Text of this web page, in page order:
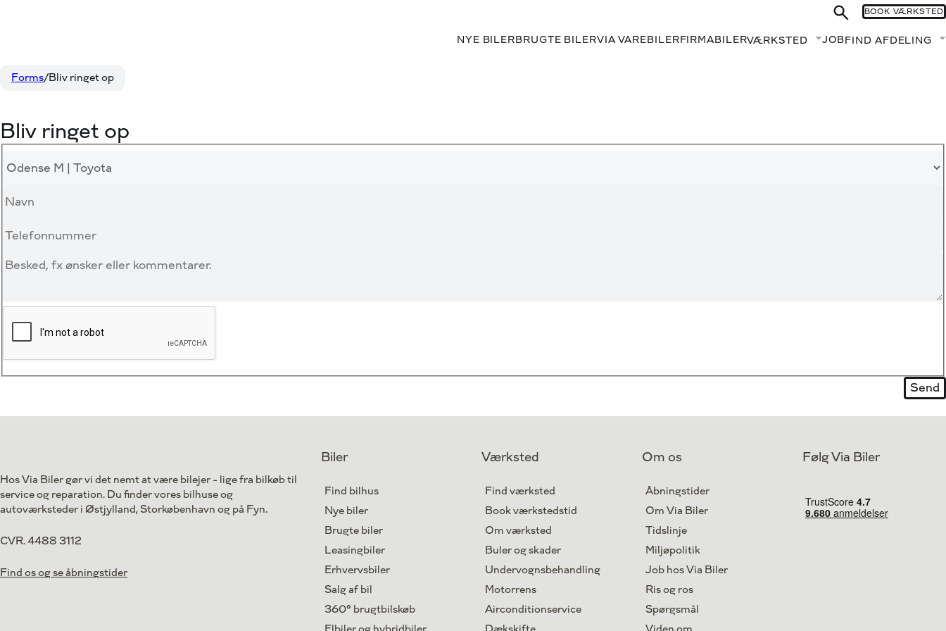
NYE BILER BRUGTE BILERVIA VAREBILER FIRMABILERVÆRKSTED Fold undermenu ud
JOB FIND AFDELING
BOOK VÆRKSTED
Forms Bliv ringet op
Bliv ringet op
Hos Via Biler gør vi det nemt at være bilejer - lige fra bilkøb til
service og reparation. Du finder vores bilhuse og
autoværksteder i Østjylland, Storkøbenhavn og på Fyn.
CVR. 4488 3112
Find os og se åbningstider
Biler
Find bilhus
Nye biler
Brugte biler
Leasingbiler
Erhvervsbiler
Salg af bil
360° brugtbilskøb
Værksted
Find værksted
Book værkstedstid
Om værksted
Buler og skader
Undervognsbehandling
Motorrens
Airconditionservice
Om os
Åbningstider
Om Via Biler
Tidslinje
Miljøpolitik
Job hos Via Biler
Ris og ros
Spørgsmål
Følg Via Biler